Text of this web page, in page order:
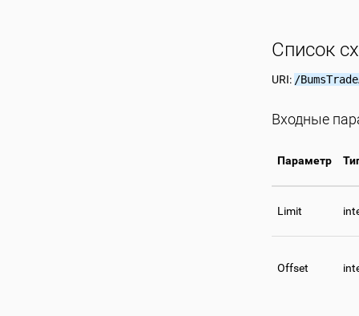
Список
URI: /
Входные
Параметр
Limit
Offset